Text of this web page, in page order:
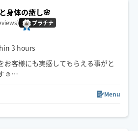
に対応します✨
身体の癒し️🌸
プラチナ
3 hours
お客様にも実感してもらえる事がと
☺️
く教えてくださりありがとうござい
ビューもありがとうございます🥹✨️
みにしています🍀
Menu